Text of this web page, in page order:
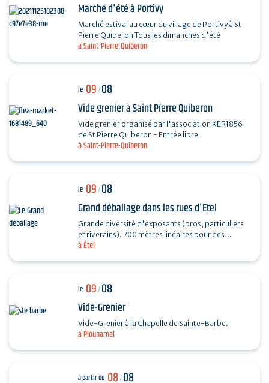
à Saint-Pierre-Quiberon
Marché d'été à Portivy
Marché estival au cœur du village de Portivy à St
Pierre Quiberon Tous les dimanches d'été
à Saint-Pierre-Quiberon
le 09/08
Vide grenier à Saint Pïerre Quiberon
Vide grenier organisé par l'association KER1856
de St Pierre Quiberon - Entrée libre
à Étel
le 09/08
Grand déballage dans les rues d'Etel
Grande diversité d'exposants (pros, particuliers
et riverains). 700 mètres linéaires pour des
exposants particuliers, professionnels et…
à Plouharnel
le 09/08
Vide-Grenier
Vide-Grenier à la Chapelle de Sainte-Barbe.
à partir du 08/08